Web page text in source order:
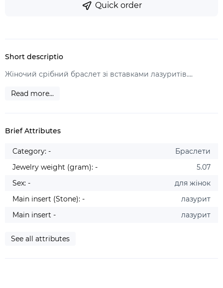
Quick order
Short descriptio
Жіночий срібний браслет зі вставками лазуритів....
Read more...
Brief Attributes
Category: -
Браслети
Jewelry weight (gram): -
5.07
Sex: -
для жінок
Main insert (Stone): -
лазурит
Main insert -
лазурит
See all attributes